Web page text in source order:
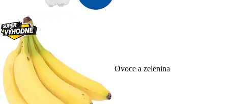
Ovoce a zelenina